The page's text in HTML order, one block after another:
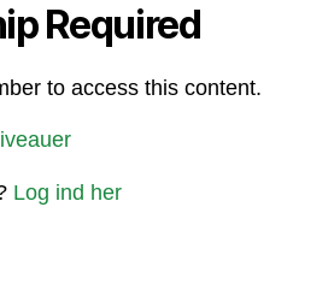
Required
to access this content.
Log ind her